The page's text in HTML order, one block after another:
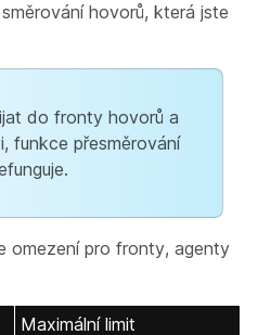
hovorů, která jste
do fronty hovorů a
funkce přesměrování
omezení pro fronty, agenty
Maximální limit